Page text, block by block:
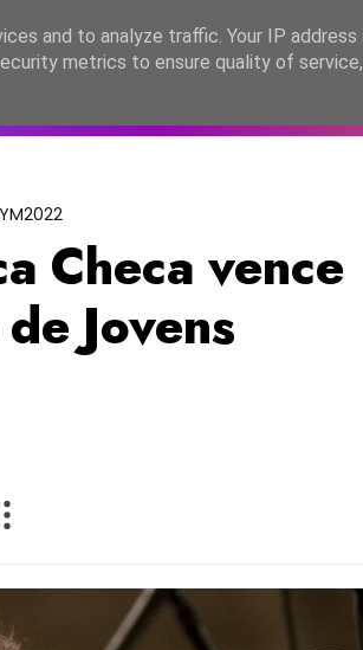
PORTUGAL LANÇAMENTOS
Checa vence
Jovens
and to analyze traffic. Your IP address
metrics to ensure quality of